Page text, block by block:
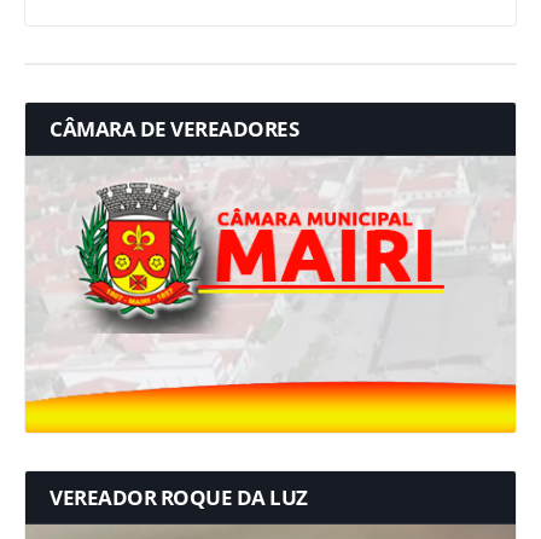
CÂMARA DE VEREADORES
VEREADOR ROQUE DA LUZ